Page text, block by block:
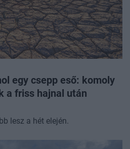
egy csepp eső: komoly
a friss hajnal után
lesz a hét elején.